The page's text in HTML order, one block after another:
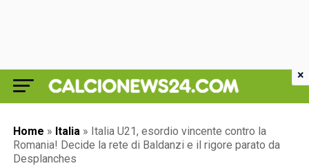
Home » Italia » Italia U21, esordio vincente contro la
Romania! Decide la rete di Baldanzi e il rigore parato da
Desplanches
×